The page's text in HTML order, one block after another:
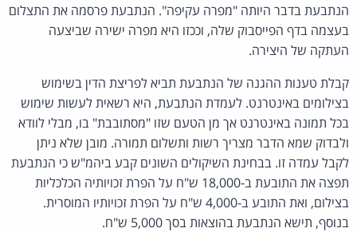
הנתבעת בדבר היותה "מפרה עקיפה". הנתבעת פרסמה את התצלום
בעצמה בדף הפייסבוק שלה, וככזו היא מפרה ישירה שביצעה
העתקה של היצירה.
קבלת טענות ההגנה של הנתבעת תביא לפריצת הדין בשימוש
בצילומים באינטרנט. לעמדת הנתבעת, היא רשאית לעשות שימוש
בכל תמונה באינטרנט אך מן הטעם שזו "מסתובבת" בו, מבלי לוודא
ולבדוק שמא הדבר מצריך רשות ותשלום תמורה. מובן שלא ניתן
לקבל עמדה זו. בבחינת השיקולים השונים קבע ביהמ"ש כי הנתבעת
תפצה את התובעת ב-18,000 ש"ח על הפרת זכויותיה הכלכליות
בצילום, ואת התובע ב-4,000 ש"ח על הפרת זכויותיו המוסרית.
בנוסף, תישא הנתבעת בהוצאות בסך 5,000 ש"ח.